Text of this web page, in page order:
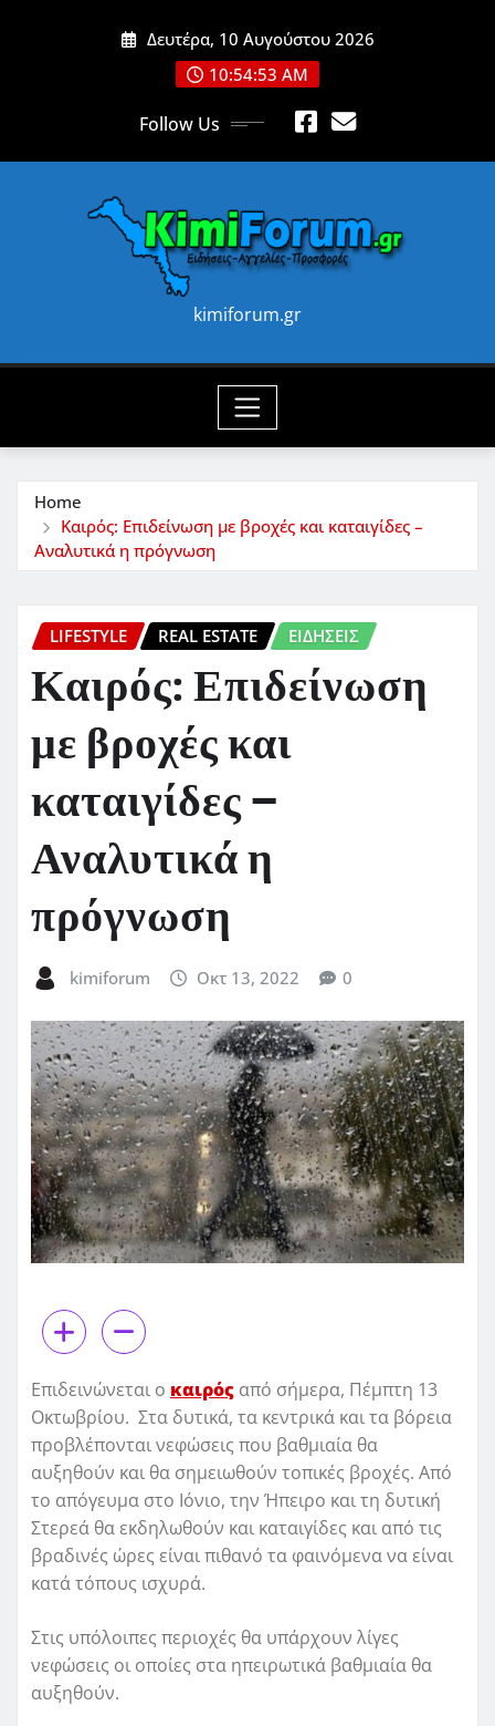
Δευτέρα, 10 Αυγούστου 2026
10:54:54 AM
Follow Us
kimiforum.gr
Home
Καιρός: Επιδείνωση με βροχές και καταιγίδες –
Αναλυτικά η πρόγνωση
LIFESTYLE REAL ESTATE ΕΙΔΗΣΕΙΣ
Καιρός: Επιδείνωση
με βροχές και
καταιγίδες –
Αναλυτικά η
πρόγνωση
kimiforum Οκτ 13, 2022 0
Επιδεινώνεται ο καιρός από σήμερα, Πέμπτη 13
Οκτωβρίου. Στα δυτικά, τα κεντρικά και τα βόρεια
προβλέπονται νεφώσεις που βαθμιαία θα
αυξηθούν και θα σημειωθούν τοπικές βροχές. Από
το απόγευμα στο Ιόνιο, την Ήπειρο και τη δυτική
Στερεά θα εκδηλωθούν και καταιγίδες και από τις
βραδινές ώρες είναι πιθανό τα φαινόμενα να είναι
κατά τόπους ισχυρά.
Στις υπόλοιπες περιοχές θα υπάρχουν λίγες
νεφώσεις οι οποίες στα ηπειρωτικά βαθμιαία θα
αυξηθούν.